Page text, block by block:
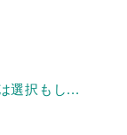
選択もし...